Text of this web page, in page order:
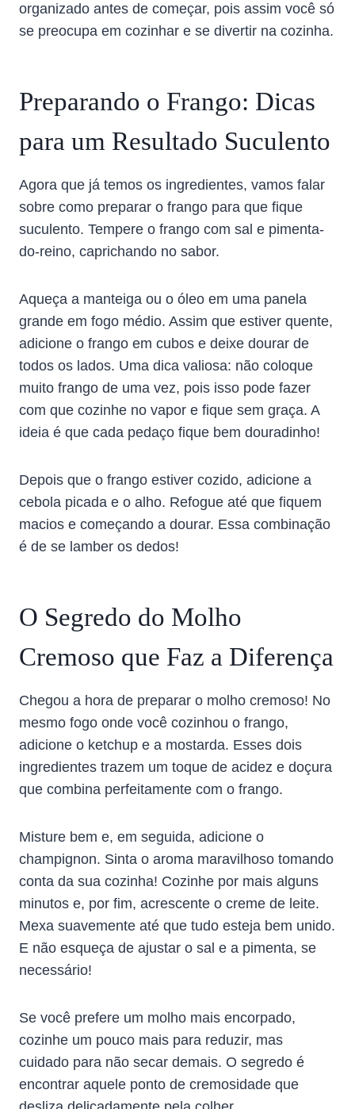
organizado antes de começar, pois assim você só
se preocupa em cozinhar e se divertir na cozinha.
Preparando o Frango: Dicas
para um Resultado Suculento
Agora que já temos os ingredientes, vamos falar
sobre como preparar o frango para que fique
suculento. Tempere o frango com sal e pimenta-
do-reino, caprichando no sabor.
Aqueça a manteiga ou o óleo em uma panela
grande em fogo médio. Assim que estiver quente,
adicione o frango em cubos e deixe dourar de
todos os lados. Uma dica valiosa: não coloque
muito frango de uma vez, pois isso pode fazer
com que cozinhe no vapor e fique sem graça. A
ideia é que cada pedaço fique bem douradinho!
Depois que o frango estiver cozido, adicione a
cebola picada e o alho. Refogue até que fiquem
macios e começando a dourar. Essa combinação
é de se lamber os dedos!
O Segredo do Molho
Cremoso que Faz a Diferença
Chegou a hora de preparar o molho cremoso! No
mesmo fogo onde você cozinhou o frango,
adicione o ketchup e a mostarda. Esses dois
ingredientes trazem um toque de acidez e doçura
que combina perfeitamente com o frango.
Misture bem e, em seguida, adicione o
champignon. Sinta o aroma maravilhoso tomando
conta da sua cozinha! Cozinhe por mais alguns
minutos e, por fim, acrescente o creme de leite.
Mexa suavemente até que tudo esteja bem unido.
E não esqueça de ajustar o sal e a pimenta, se
necessário!
Se você prefere um molho mais encorpado,
cozinhe um pouco mais para reduzir, mas
cuidado para não secar demais. O segredo é
encontrar aquele ponto de cremosidade que